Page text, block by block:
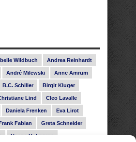
Wildbuch Andrea Reinhardt
André Milewski Anne Amrum
B.C. Schiller Birgit Kluger
Lind Cleo Lavalle
Daniela Frenken Eva Lirot
Fabian Greta Schneider
Hanna Holmgren